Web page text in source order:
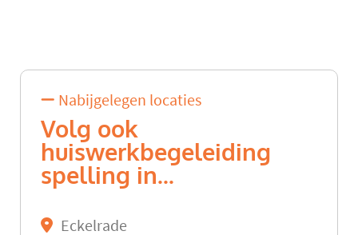
Nabijgelegen locaties
Volg ook
huiswerkbegeleiding
spelling in...
Eckelrade